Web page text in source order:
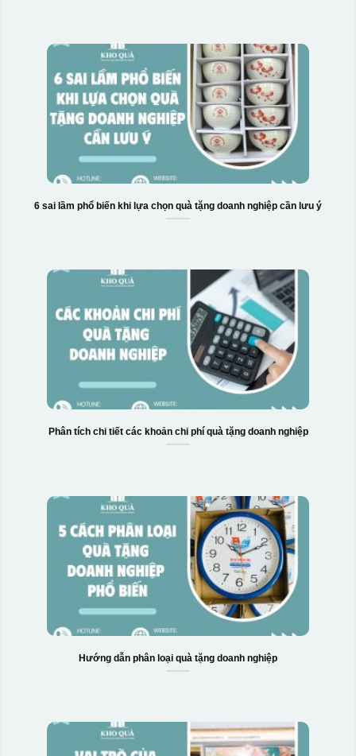
6 sai lầm phổ biến khi lựa chọn quà tặng doanh nghiệp cần lưu ý
Phân tích chi tiết các khoản chi phí quà tặng doanh nghiệp
Hướng dẫn phân loại quà tặng doanh nghiệp